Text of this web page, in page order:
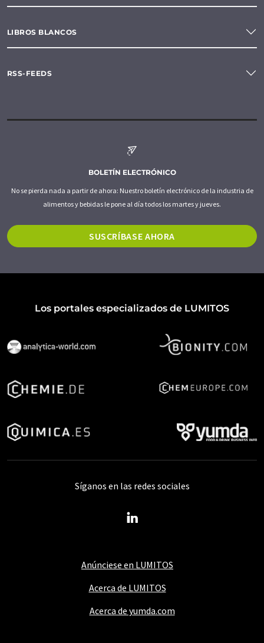
LIBROS BLANCOS
RSS-FEEDS
BOLETÍN ELECTRÓNICO
No se pierda nada a partir de ahora: Nuestro boletín electrónico de la industria de
alimentos y bebidas le pone al día todos los martes y jueves.
SUSCRÍBASE AHORA
Los portales especializados de LUMITOS
Anúnciese en LUMITOS
Acerca de LUMITOS
Acerca de yumda.com
Síganos en las redes sociales